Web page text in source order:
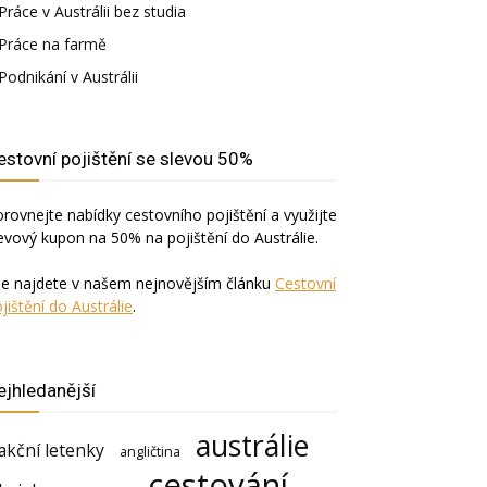
Práce v Austrálii bez studia
Práce na farmě
Podnikání v Austrálii
pojištění se slevou 50%
nabídky cestovního pojištění a využijte
kupon na 50% na pojištění do Austrálie.
najdete v našem nejnovějším článku Cestovní
do Austrálie.
letenky angličtina austrálie